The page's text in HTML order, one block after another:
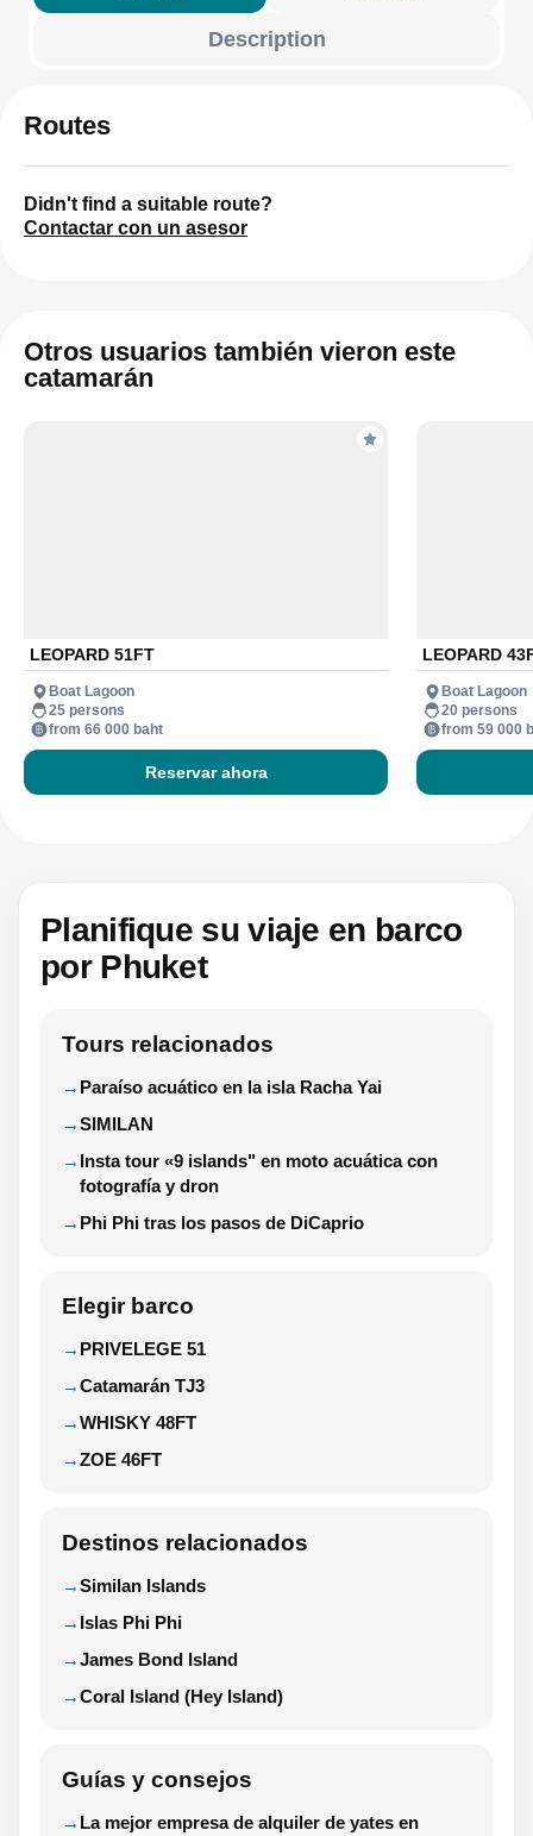
Description
Routes
Didn't find a suitable route?
Contactar con un asesor
Otros usuarios también vieron este
catamarán
LEOPARD 51FT
Boat Lagoon
25 persons
from 66 000 baht
Reservar ahora
LEOPARD
Boat Lagoon
20 persons
from 59 000
Planifique su viaje en barco
por Phuket
Tours relacionados
Paraíso acuático en la isla Racha Yai
SIMILAN
Insta tour «9 islands" en moto acuática con
fotografía y dron
Phi Phi tras los pasos de DiCaprio
Elegir barco
PRIVELEGE 51
Catamarán TJ3
WHISKY 48FT
ZOE 46FT
Destinos relacionados
Similan Islands
Islas Phi Phi
James Bond Island
Coral Island (Hey Island)
Guías y consejos
La mejor empresa de alquiler de yates en